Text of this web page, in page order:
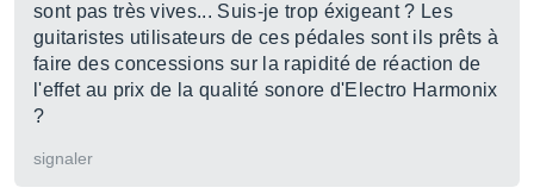
sont pas très vives... Suis-je trop éxigeant ? Les
guitaristes utilisateurs de ces pédales sont ils prêts à
faire des concessions sur la rapidité de réaction de
l'effet au prix de la qualité sonore d'Electro Harmonix
?
signaler